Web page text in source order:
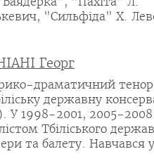
"Сильфіда" Х.
Георг
драматичний
державну
У 1998-2001, 2005-2008
Тбіліського
та балету. Навчався